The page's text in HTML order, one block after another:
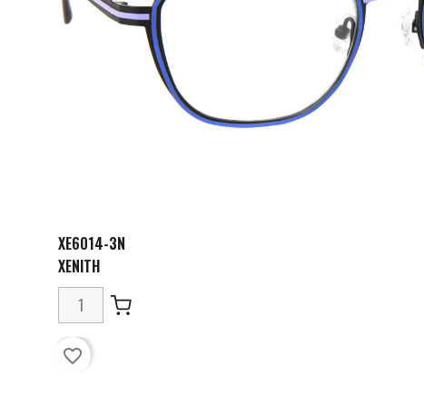
XE6014-3N
XENITH
favorite_border